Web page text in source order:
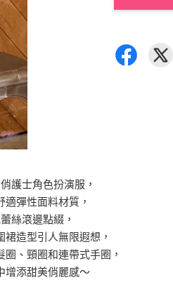
護士角色扮演服，
適彈性面料材質，
絲滾邊點綴，
裙造型引人無限遐想，
圈、頸圈和連帶式手圈，
增添甜美俏麗感～